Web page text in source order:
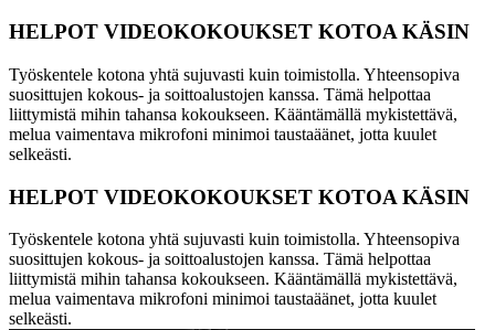
HELPOT VIDEOKOKOUKSET KOTOA KÄSIN
Työskentele kotona yhtä sujuvasti kuin toimistolla. Yhteensopiva
suosittujen kokous- ja soittoalustojen kanssa. Tämä helpottaa
liittymistä mihin tahansa kokoukseen. Kääntämällä mykistettävä,
melua vaimentava mikrofoni minimoi taustaäänet, jotta kuulet
selkeästi.
HELPOT VIDEOKOKOUKSET KOTOA KÄSIN
Työskentele kotona yhtä sujuvasti kuin toimistolla. Yhteensopiva
suosittujen kokous- ja soittoalustojen kanssa. Tämä helpottaa
liittymistä mihin tahansa kokoukseen. Kääntämällä mykistettävä,
melua vaimentava mikrofoni minimoi taustaäänet, jotta kuulet
selkeästi.